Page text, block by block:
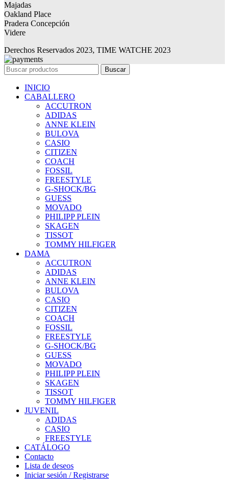
Majadas
Oakland Place
Pradera Concepción
Videre
Derechos Reservados 2023, TIME WATCHE 2023
Buscar
INICIO
CABALLERO
ACCUTRON
ADIDAS
ANNE KLEIN
BULOVA
CASIO
CITIZEN
COACH
FOSSIL
FREESTYLE
G-SHOCK/BG
GUESS
MOVADO
PHILIPP PLEIN
SKAGEN
TISSOT
TOMMY HILFIGER
DAMA
ACCUTRON
ADIDAS
ANNE KLEIN
BULOVA
CASIO
CITIZEN
COACH
FOSSIL
FREESTYLE
G-SHOCK/BG
GUESS
MOVADO
PHILIPP PLEIN
SKAGEN
TISSOT
TOMMY HILFIGER
JUVENIL
ADIDAS
CASIO
FREESTYLE
CATÁLOGO
Contacto
Lista de deseos
Iniciar sesión / Registrarse